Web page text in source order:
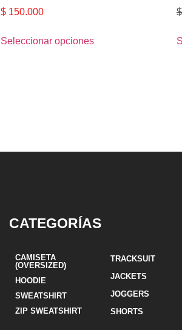
$ 150.000
Seleccionar opciones
$
CATEGORÍAS
CAMISETA
(OVERSIZED)
HOODIE
SWEATSHIRT
ZIP SWEATSHIRT
TRACKSUIT
JACKETS
JOGGERS
SHORTS